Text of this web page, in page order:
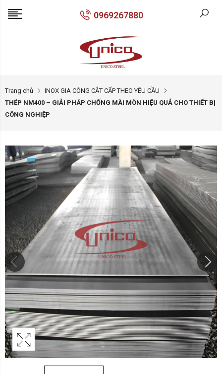
0969267880
Trang chủ
INOX GIA CÔNG CẮT CẤP THEO YÊU CẦU
THÉP NM400 – GIẢI PHÁP CHỐNG MÀI MÒN HIỆU QUẢ CHO THIẾT BỊ
CÔNG NGHIỆP